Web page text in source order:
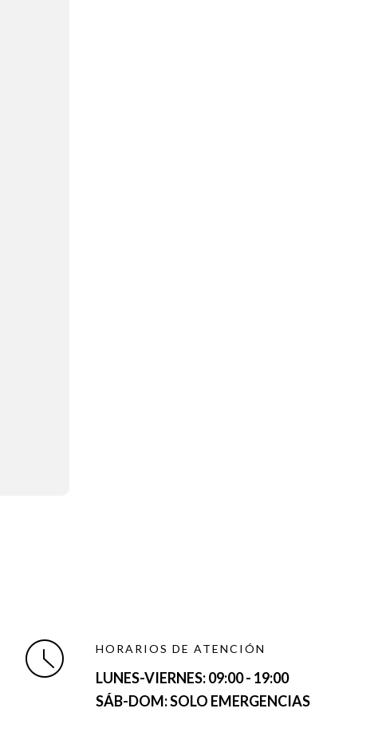
HORARIOS DE ATENCIÓN
LUNES-VIERNES:09:00 - 19:00
SÁB-DOM: SOLO EMERGENCIAS